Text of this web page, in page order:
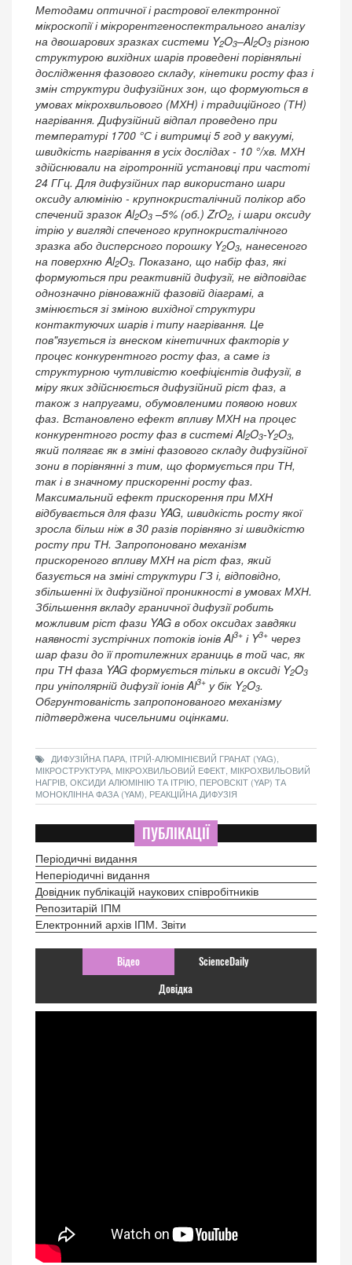
Методами оптичної і растрової електронної
мікроскопії і мікрорентгеноспектрального аналізу
на двошарових зразках системи Y2O3–Al2O3 різною
структурою вихідних шарів проведені порівняльні
дослідження фазового складу, кінетики росту фаз і
змін структури дифузійних зон, що формуються в
умовах мікрохвильового (МХН) і традиційного (ТН)
нагрівання. Дифузійний відпал проведено при
температурі 1700 °С і витримці 5 год у вакуумі,
швидкість нагрівання в усіх дослідах - 10 °/хв. МХН
здійснювали на гіротронній установці при частоті
24 ГГц. Для дифузійних пар використано шари
оксиду алюмінію - крупнокристалічний полікор або
спечений зразок Al2O3 –5% (об.) ZrO2, і шари оксиду
ітрію у вигляді спеченого крупнокристалічного
зразка або дисперсного порошку Y2O3, нанесеного
на поверхню Al2O3. Показано, що набір фаз, які
формуються при реактивній дифузії, не відповідає
однозначно рівноважній фазовій діаграмі, а
змінюється зі зміною вихідної структури
контактуючих шарів і типу нагрівання. Це
пов"язується із внеском кінетичних факторів у
процес конкурентного росту фаз, а саме із
структурною чутливістю коефіцієнтів дифузії, в
міру яких здійснюється дифузійний ріст фаз, а
також з напругами, обумовленими появою нових
фаз. Встановлено ефект впливу МХН на процес
конкурентного росту фаз в системі Al2O3-Y2O3,
який полягає як в зміні фазового складу дифузійної
зони в порівнянні з тим, що формується при ТН,
так і в значному прискоренні росту фаз.
Максимальний ефект прискорення при МХН
відбувається для фази YAG, швидкість росту якої
зросла більш ніж в 30 разів порівняно зі швидкістю
росту при ТН. Запропоновано механізм
прискореного впливу МХН на ріст фаз, який
базується на зміні структури ГЗ і, відповідно,
збільшенні їх дифузійної проникності в умовах МХН.
Збільшення вкладу граничної дифузії робить
можливим ріст фази YAG в обох оксидах завдяки
наявності зустрічних потоків іонів Al3+ і Y3+ через
шар фази до її протилежних границь в той час, як
при ТН фаза YAG формується тільки в оксиді Y2O3
при уніполярній дифузії іонів Al3+ у бік Y2O3.
Обгрунтованість запропонованого механізму
підтверджена чисельними оцінками.
ДИФУЗІЙНА ПАРА, ІТРІЙ-АЛЮМІНІЄВИЙ ГРАНАТ (YAG),
МІКРОСТРУКТУРА, МІКРОХВИЛЬОВИЙ ЕФЕКТ, МІКРОХВИЛЬОВИЙ
НАГРІВ, ОКСИДИ АЛЮМІНІЮ ТА ІТРІЮ, ПЕРОВСКІТ (YAР) ТА
МОНОКЛІННА ФАЗА (YAМ), РЕАКЦІЙНА ДИФУЗІЯ
ПУБЛІКАЦІЇ
Періодичні видання
Неперіодичні видання
Довідник публікацій наукових співробітників
Репозитарій ІПМ
Електронний архів ІПМ. Звіти
Відео ScienceDaily
Довідка